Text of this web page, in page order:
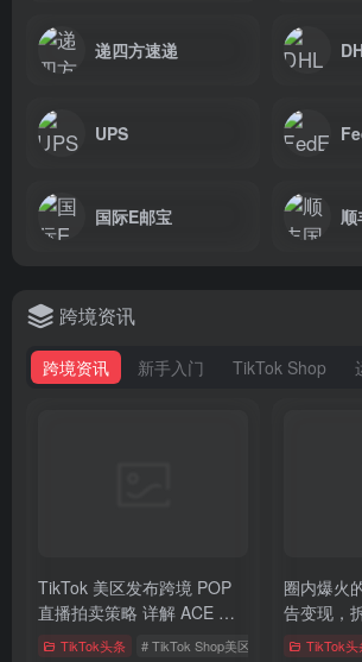
递四方速递
UPS
国际E邮宝
跨境资讯
跨境资讯 新手入门 TikTok Shop
TikTok 美区发布跨境 POP
直播拍卖策略 详解 ACE 选
品与三大拍卖机制
TikTok头条 # TikTok Shop美区 # POP商家 #
圈内爆火
告变现，
别盲目跟
TikTok头